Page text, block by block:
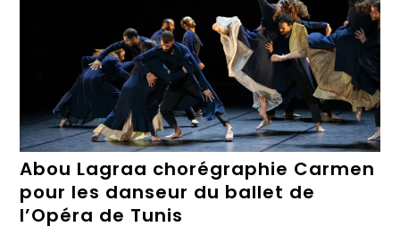
Abou Lagraa chorégraphie Carmen
pour les danseur du ballet de
l’Opéra de Tunis